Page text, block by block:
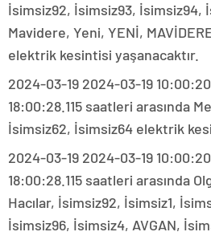
İsimsiz92, İsimsiz93, İsimsiz94,
Mavidere, Yeni, YENİ,
elektrik kesintisi yaşanacaktır.
2024-03-19 2024-03-19
18:00:28.115 saatleri arasında
İsimsiz62, İsimsiz64 elektrik
2024-03-19 2024-03-19
18:00:28.115 saatleri arasında
Hacılar, İsimsiz92, İsimsiz1,
İsimsiz96, İsimsiz4, AVGAN,